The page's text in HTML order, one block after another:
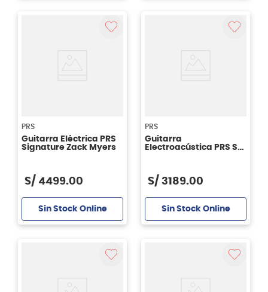
PRS
Guitarra Eléctrica PRS
Signature Zack Myers
S/ 4499.00
Sin Stock Online
PRS
Guitarra
Electroacústica PRS SE
S/ 3189.00
Sin Stock Online